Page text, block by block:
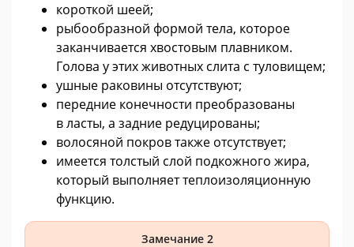
короткой шеей;
рыбообразной формой тела, которое
заканчивается хвостовым плавником.
Голова у этих животных слита с туловищем;
ушные раковины отсутствуют;
передние конечности преобразованы
в ласты, а задние редуцированы;
волосяной покров также отсутствует;
имеется толстый слой подкожного жира,
который выполняет теплоизоляционную
функцию.
Замечание 2